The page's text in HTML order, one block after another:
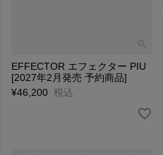
EFFECTOR エフェクター PIU
[2027年2月発売 予約商品]
¥46,200 税込